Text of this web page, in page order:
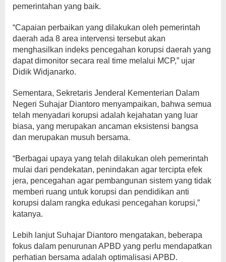
pemerintahan yang baik.
“Capaian perbaikan yang dilakukan oleh pemerintah
daerah ada 8 area intervensi tersebut akan
menghasilkan indeks pencegahan korupsi daerah yang
dapat dimonitor secara real time melalui MCP,” ujar
Didik Widjanarko.
Sementara, Sekretaris Jenderal Kementerian Dalam
Negeri Suhajar Diantoro menyampaikan, bahwa semua
telah menyadari korupsi adalah kejahatan yang luar
biasa, yang merupakan ancaman eksistensi bangsa
dan merupakan musuh bersama.
“Berbagai upaya yang telah dilakukan oleh pemerintah
mulai dari pendekatan, penindakan agar tercipta efek
jera, pencegahan agar pembangunan sistem yang tidak
memberi ruang untuk korupsi dan pendidikan anti
korupsi dalam rangka edukasi pencegahan korupsi,”
katanya.
Lebih lanjut Suhajar Diantoro mengatakan, beberapa
fokus dalam penurunan APBD yang perlu mendapatkan
perhatian bersama adalah optimalisasi APBD.